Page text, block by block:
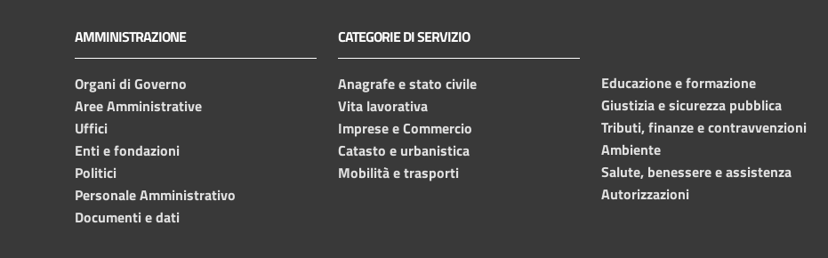
AMMINISTRAZIONE
Organi di Governo
Aree Amministrative
Uffici
Enti e fondazioni
Politici
Personale Amministrativo
Documenti e dati
CATEGORIE DI SERVIZIO
Anagrafe e stato civile
Vita lavorativa
Imprese e Commercio
Catasto e urbanistica
Mobilità e trasporti
Educazione e formazione
Giustizia e sicurezza pubblica
Tributi, finanze e contravvenzioni
Ambiente
Salute, benessere e assistenza
Autorizzazioni